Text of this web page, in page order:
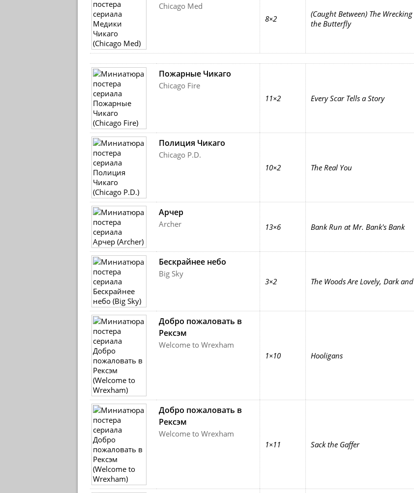
Chicago Med
8×2
(Caught Between) The
the Butterfly
Пожарные Чикаго
Chicago Fire
11×2
Every Scar Tells a Story
Полиция Чикаго
Chicago P.D.
10×2
The Real You
Арчер
Archer 13×6 Bank Run at Mr. Bank's Bank
Бескрайнее небо
Big Sky
3×2
The Woods Are Lovely, Dark
Добро пожаловать в
Рексэм
Welcome to Wrexham
1×10
Hooligans
Добро пожаловать в
Рексэм
Welcome to Wrexham
1×11
Sack the Gaffer